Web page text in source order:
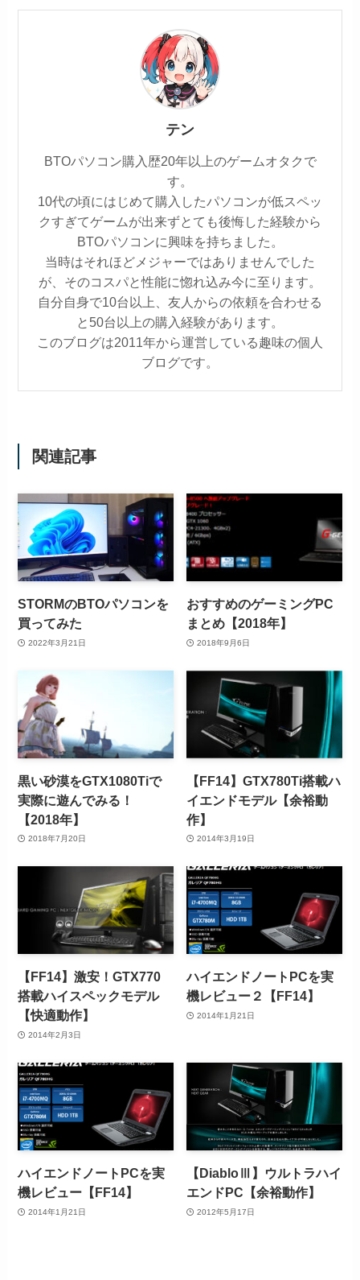
テン
BTOパソコン購入歴20年以上のゲームオタクで
す。
10代の頃にはじめて購入したパソコンが低スペッ
クすぎてゲームが出来ずとても後悔した経験から
BTOパソコンに興味を持ちました。
当時はそれほどメジャーではありませんでした
が、そのコスパと性能に惚れ込み今に至ります。
自分自身で10台以上、友人からの依頼を合わせる
と50台以上の購入経験があります。
このブログは2011年から運営している趣味の個人
ブログです。
関連記事
STORMのBTOパソコンを
買ってみた
2022年3月21日
おすすめのゲーミングPC
まとめ【2018年】
2018年9月6日
黒い砂漠をGTX1080Tiで
実際に遊んでみる！
【2018年】
2018年7月20日
【FF14】GTX780Ti搭載ハ
イエンドモデル【余裕動
作】
2014年3月19日
【FF14】激安！GTX770
搭載ハイスペックモデル
【快適動作】
2014年2月3日
ハイエンドノートPCを実
機レビュー２【FF14】
2014年1月21日
ハイエンドノートPCを実
機レビュー【FF14】
2014年1月21日
【DiabloⅢ】ウルトラハイ
エンドPC【余裕動作】
2012年5月17日